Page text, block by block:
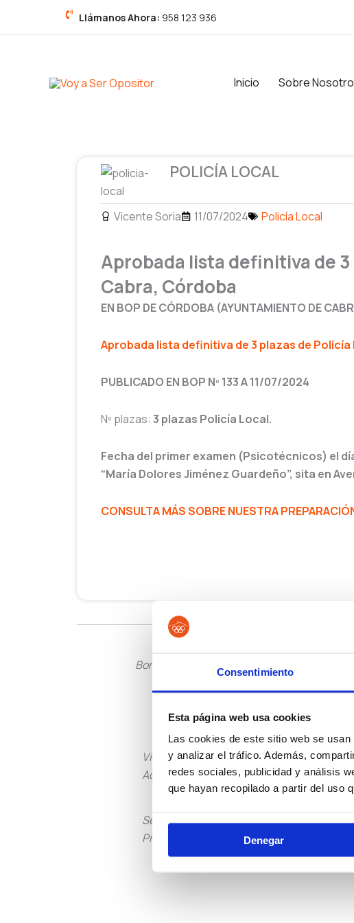
Consentimiento
Esta página web usa cookies
Las cookies de este sitio web se
y analizar el tráfico. Además,
redes sociales, publicidad y análisis
que hayan recopilado a partir del uso
Denegar
Llámanos Ahora: 958 123 936
Inicio Sobre
POLICÍA LOCAL
Vicente Soria 11/07/2024 Policía Local
Aprobada lista definitiva de
Cabra, Córdoba
EN BOP DE CÓRDOBA (AYUNTAMIENTO DE
Aprobada lista definitiva de 3 plazas de Policía
PUBLICADO EN BOP Nº 133 A 11/07/2024
Nº plazas: 3 plazas Policía Local.
Fecha del primer examen (Psicotécnicos) el
“María Dolores Jiménez Guardeño”, sita en
CONSULTA MÁS SOBRE NUESTRA
Bomberos Policía Local
Vigilancia
Aduanera
Instituciones
Penitenciarias
Seguridad
Privada
Guarda
Rural